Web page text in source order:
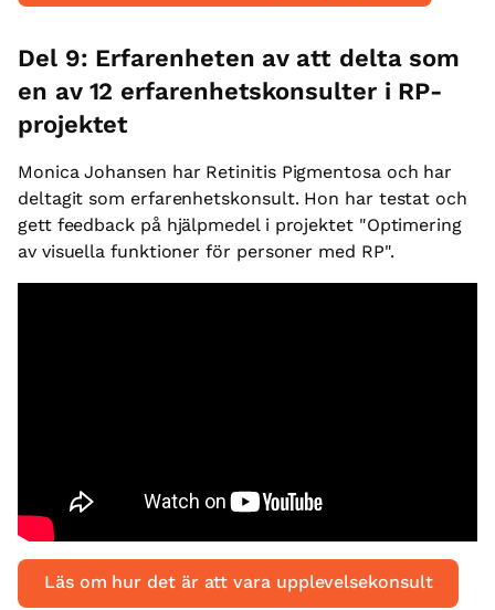
Del 9: Erfarenheten av att delta som
en av 12 erfarenhetskonsulter i RP-
projektet
Monica Johansen har Retinitis Pigmentosa och har
deltagit som erfarenhetskonsult. Hon har testat och
gett feedback på hjälpmedel i projektet "Optimering
av visuella funktioner för personer med RP".
Läs om hur det är att vara upplevelsekonsult